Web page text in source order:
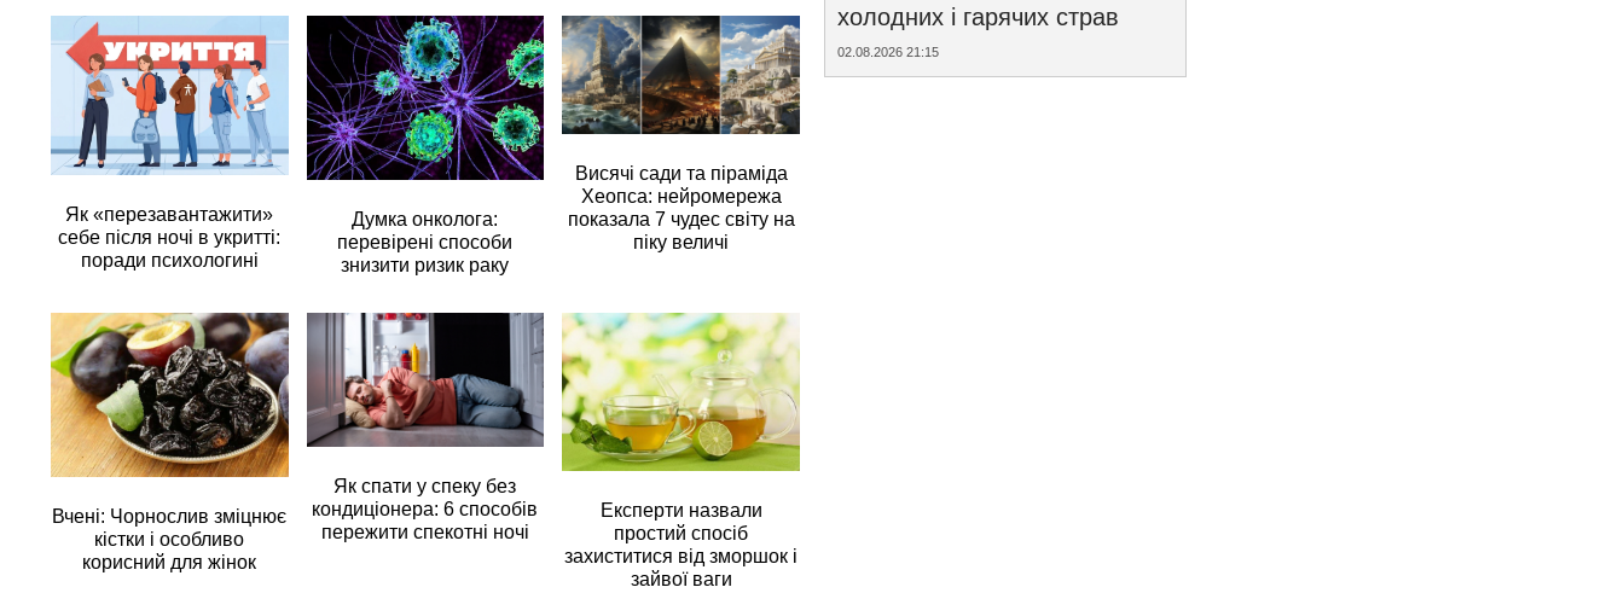
Як «перезавантажити»
себе після ночі в укритті:
поради психологині
Думка онколога:
перевірені способи
знизити ризик раку
Висячі сади та піраміда
Хеопса: нейромережа
показала 7 чудес світу на
піку величі
Вчені: Чорнослив зміцнює
кістки і особливо
корисний для жінок
Як спати у спеку без
кондиціонера: 6 способів
пережити спекотні ночі
Експерти назвали
простий спосіб
захиститися від зморшок і
зайвої ваги
холодних і гарячих страв
02.08.2026 21:15